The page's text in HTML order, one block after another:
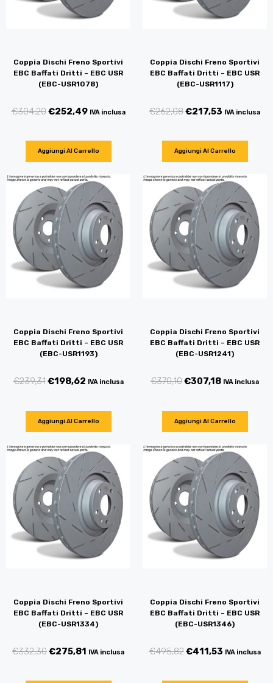
Coppia Dischi Freno Sportivi
EBC Baffati Dritti – EBC USR
(EBC-USR1078)
€304,20€252,49 IVA inclusa
Aggiungi Al Carrello
Coppia Dischi Freno Sportivi
EBC Baffati Dritti – EBC USR
(EBC-USR1117)
€262,08€217,53 IVA inclusa
Aggiungi Al Carrello
Coppia Dischi Freno Sportivi
EBC Baffati Dritti – EBC USR
(EBC-USR1193)
€239,31€198,62 IVA inclusa
Aggiungi Al Carrello
Coppia Dischi Freno Sportivi
EBC Baffati Dritti – EBC USR
(EBC-USR1241)
€370,10€307,18 IVA inclusa
Aggiungi Al Carrello
Coppia Dischi Freno Sportivi
EBC Baffati Dritti – EBC USR
(EBC-USR1334)
€332,30€275,81 IVA inclusa
Coppia Dischi Freno Sportivi
EBC Baffati Dritti – EBC USR
(EBC-USR1346)
€495,82€411,53 IVA inclusa